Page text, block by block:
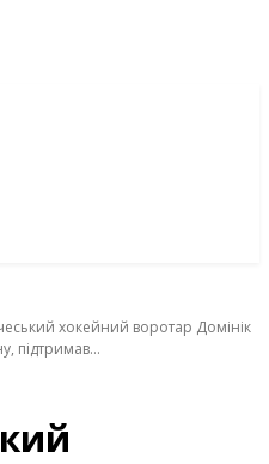
хокейний воротар Домінік
підтримав...